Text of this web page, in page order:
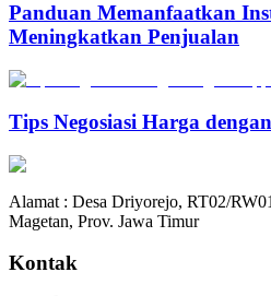
Panduan Memanfaatkan
Meningkatkan Penjualan
Tips Negosiasi Harga
Alamat : Desa Driyorejo, RT02/
Magetan, Prov. Jawa Timur
Kontak